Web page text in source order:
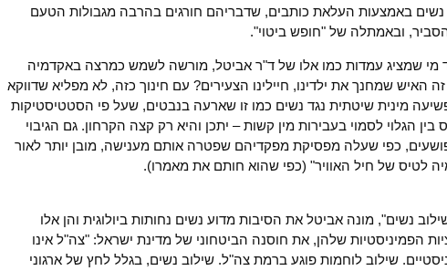
נשים באמצעות העלאת כותבים, שדבריהם חורגים בהרבה מגבולות הטעם
ובאמתלה של "חופש ביטוי".
מי שמציג עמדות כמו אלו של ד"ר אביטל, מורשה לשמש כמרצה באקדמיה
האיש שמחנך את ילדינו, חיילינו הצעירים? עם חינוך כזה, לא מפליא שדווקא
מינית שיטתית נגד נשים כמו זו שארעה בנבטים, שעל פי הסטטיסטיקות
בין הגלוי לסמוי בעבירות מין קשות – יתכן והיא רק קצה הקרחון. גם הגיבוי
כפי שעלה מפסיקת מפקדיהם שפטרה אותם מענישה, מובן יותר לאור
לטיס של חיל האוויר" (כפי שהוא חותם את מאמרו).
נשים", מונה אביטל את הסיבות מדוע נשים נחותות ביולוגית והן אלו
הפמיניסטיות שלהן, את חוסנה הביטחוני של מדינת ישראל: "צה"ל אינו
שילוב לוחמות פוגע ברמת צה"ל. שילוב נשים, בגלל לחץ של ארגוני